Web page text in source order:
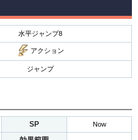
水平ジャンプ8
アクション
ジャンプ
SP Now